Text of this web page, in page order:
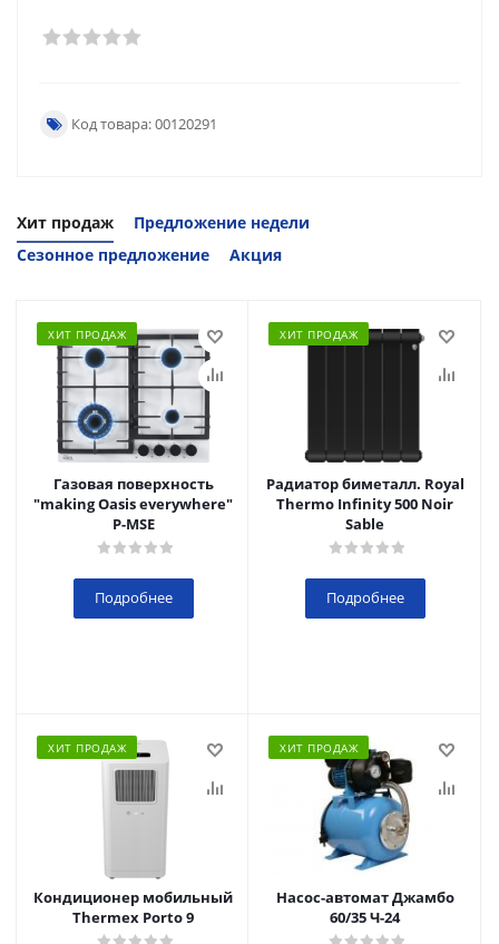
Код товара: 00120291
Хит продаж
Предложение недели
Сезонное предложение
Акция
ХИТ ПРОДАЖ
Газовая поверхность
"making Oasis everywhere"
P-MSE
Подробнее
ХИТ ПРОДАЖ
Радиатор биметалл. Royal
Thermo Infinity 500 Noir
Sable
Подробнее
ХИТ ПРОДАЖ
Кондиционер мобильный
Thermex Porto 9
ХИТ ПРОДАЖ
Насос-автомат Джамбо
60/35 Ч-24